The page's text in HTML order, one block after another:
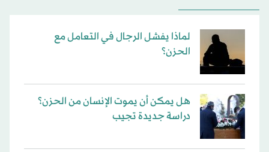
لماذا يفشل الرجال في التعامل مع
الحزن؟
هل يمكن أن يموت الإنسان من الحزن؟
دراسة جديدة تجيب